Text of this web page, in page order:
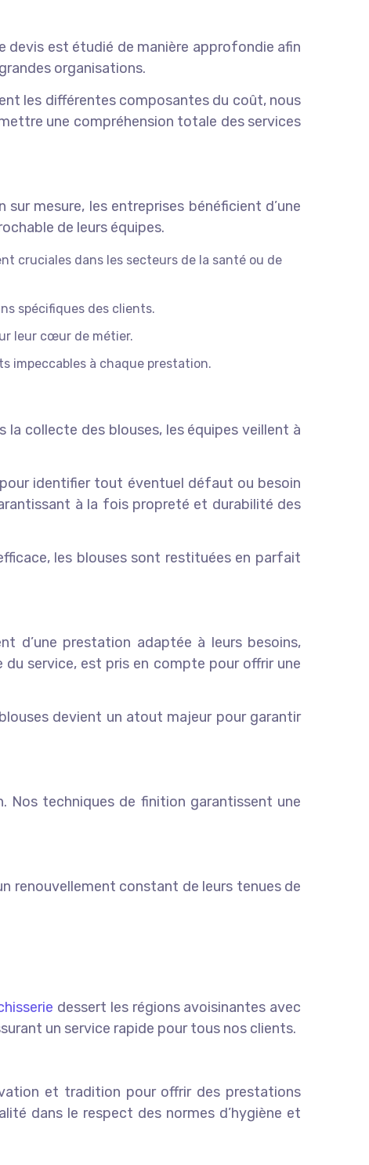
devis est étudié de manière approfondie afin
organisations.
les différentes composantes du coût, nous
une compréhension totale des services
mesure, les entreprises bénéficient d’une
de leurs équipes.
cruciales dans les secteurs de la santé ou de
spécifiques des clients.
leur cœur de métier.
impeccables à chaque prestation.
collecte des blouses, les équipes veillent à
identifier tout éventuel défaut ou besoin
à la fois propreté et durabilité des
les blouses sont restituées en parfait
d’une prestation adaptée à leurs besoins,
service, est pris en compte pour offrir une
devient un atout majeur pour garantir
Nos techniques de finition garantissent une
renouvellement constant de leurs tenues de
dessert les régions avoisinantes avec
un service rapide pour tous nos clients.
et tradition pour offrir des prestations
dans le respect des normes d’hygiène et